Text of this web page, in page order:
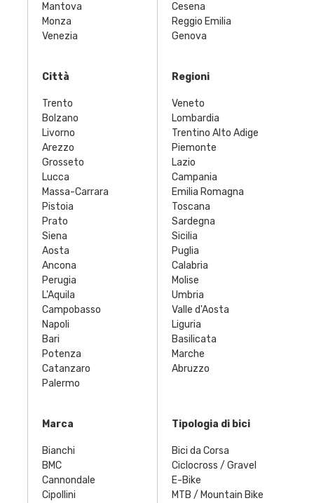
Mantova
Monza
Venezia
Cesena
Reggio Emilia
Genova
Città
Trento
Bolzano
Livorno
Arezzo
Grosseto
Lucca
Massa-Carrara
Pistoia
Prato
Siena
Aosta
Ancona
Perugia
L'Aquila
Campobasso
Napoli
Bari
Potenza
Catanzaro
Palermo
Regioni
Veneto
Lombardia
Trentino Alto Adige
Piemonte
Lazio
Campania
Emilia Romagna
Toscana
Sardegna
Sicilia
Puglia
Calabria
Molise
Umbria
Valle d'Aosta
Liguria
Basilicata
Marche
Abruzzo
Marca
Bianchi
BMC
Cannondale
Cipollini
Tipologia di bici
Bici da Corsa
Ciclocross / Gravel
E-Bike
MTB / Mountain Bike